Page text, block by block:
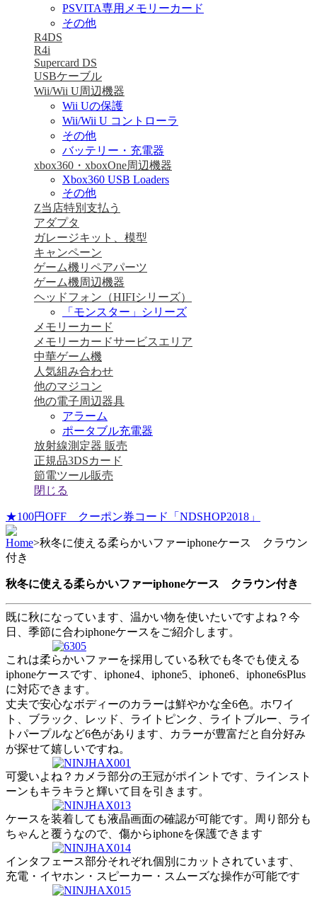
PSVITA専用メモリーカード
その他
R4DS
R4i
Supercard DS
USBケーブル
Wii/Wii U周辺機器
Wii Uの保護
Wii/Wii U コントローラ
その他
バッテリー・充電器
xbox360・xboxOne周辺機器
Xbox360 USB Loaders
その他
Z当店特別支払う
アダプタ
ガレージキット、模型
キャンペーン
ゲーム機リペアパーツ
ゲーム機周辺機器
ヘッドフォン（HIFIシリーズ）
「モンスター」シリーズ
メモリーカード
メモリーカードサービスエリア
中華ゲーム機
人気組み合わせ
他のマジコン
他の電子周辺器具
アラーム
ポータブル充電器
放射線測定器 販売
正規品3DSカード
節電ツール販売
閉じる
★100円OFF クーポン券コード「NDSHOP2018」
Home>秋冬に使える柔らかいファーiphoneケース クラウン
付き
秋冬に使える柔らかいファーiphoneケース クラウン付き
既に秋になっています、温かい物を使いたいですよね？今
日、季節に合わiphoneケースをご紹介します。
これは柔らかいファーを採用している秋でも冬でも使える
iphoneケースです、iphone4、iphone5、iphone6、iphone6sPlus
に対応できます。
丈夫で安心なボディーのカラーは鮮やかな全6色。ホワイ
ト、ブラック、レッド、ライトピンク、ライトブルー、ライ
トパープルなど6色があります、カラーが豊富だと自分好み
が探せて嬉しいですね。
可愛いよね？カメラ部分の王冠がポイントです、ラインスト
ーンもキラキラと輝いて目を引きます。
ケースを装着しても液晶画面の確認が可能です。周り部分も
ちゃんと覆うなので、傷からiphoneを保護できます
インタフェース部分それぞれ個別にカットされています、
充電・イヤホン・スピーカー・スムーズな操作が可能です